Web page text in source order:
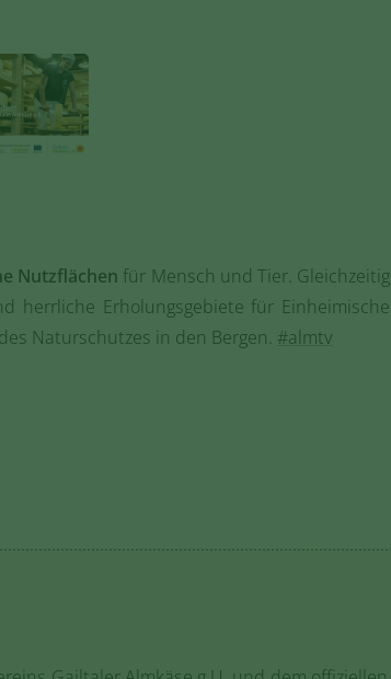
Nutzflächen für Mensch und Tier. Gleichzeitig
herrliche Erholungsgebiete für Einheimische
Naturschutzes in den Bergen. #almtv